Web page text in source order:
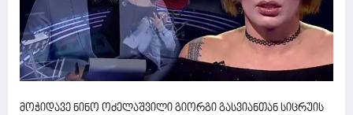
მოჭიდავე ნინო ოძელაშვილი გიორგი გასვიანთან სიცრუის